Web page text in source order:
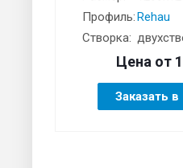
Профиль:Rehau
Створка:
Цена от
Заказать в